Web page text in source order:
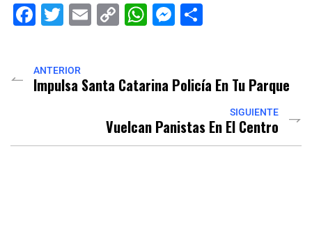
Facebook
Twitter
EmailCopyWhatsApp
Messenger
ANTERIOR
Impulsa Santa Catarina Policía En Tu Parque
SIGUIENTE
Vuelcan Panistas En El Centro